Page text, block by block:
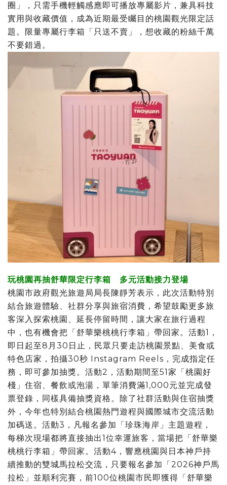
圈」，只需手機輕觸感應即可播放專屬影片，兼具科技
實用與收藏價值，成為近期最受矚目的桃園觀光限定話
題。限量專屬行李箱「只送不賣」，想收藏的粉絲千萬
不要錯過。
玩桃園再抽舒華限定行李箱 多元活動接力登場
桃園市政府觀光旅遊局局長陳靜芳表示，此次活動特別
結合旅遊體驗、社群分享與旅宿消費，希望鼓勵更多旅
客深入探索桃園、延長停留時間，讓大家在旅行過程
中，也有機會把「舒華樂桃桃行李箱」帶回家。活動1，
即日起至8月30日止，民眾只要走訪桃園景點、美食或
特色店家，拍攝30秒 Instagram Reels，完成指定任
務，即可參加抽獎。活動2，活動期間至51家「桃園好
棧」住宿、餐飲或泡湯，單筆消費滿1,000元並完成發
票登錄，同樣具備抽獎資格。除了社群活動與住宿抽獎
外，今年也特別結合桃園熱門遊程與國際城市交流活動
加碼送。活動3，凡報名參加「珍珠海岸」主題遊程，
每梯次現場都將直接抽出1位幸運旅客，當場把「舒華樂
桃桃行李箱」帶回家。活動4，響應桃園與日本神戶持
續推動的雙城馬拉松交流，只要報名參加「2026神戶馬
拉松」並順利完賽，前100位桃園市民即獲得「舒華樂